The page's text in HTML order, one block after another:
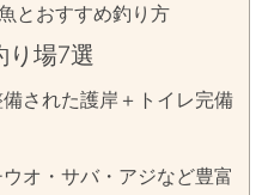
とおすすめ釣り方
り場7選
された護岸＋トイレ完備
オ・サバ・アジなど豊富